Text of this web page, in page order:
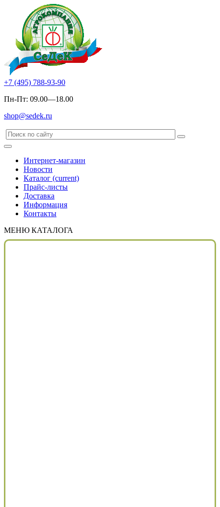
+7 (495) 788-93-90
Пн-Пт: 09.00—18.00
shop@sedek.ru
Интернет-магазин
Новости
Каталог (current)
Прайс-листы
Доставка
Информация
Контакты
МЕНЮ КАТАЛОГА